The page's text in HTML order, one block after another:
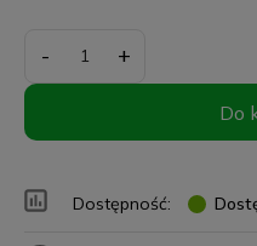
- +
Do
Dostępność: